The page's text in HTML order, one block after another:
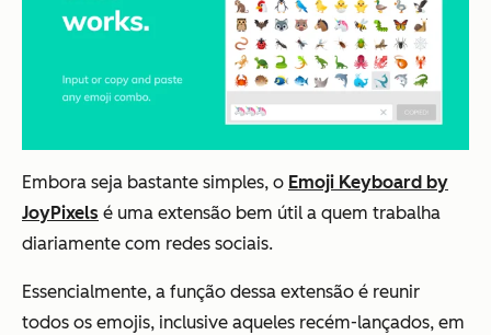
Embora seja bastante simples, o Emoji Keyboard by
JoyPixels é uma extensão bem útil a quem trabalha
diariamente com redes sociais.
Essencialmente, a função dessa extensão é reunir
todos os emojis, inclusive aqueles recém-lançados, em